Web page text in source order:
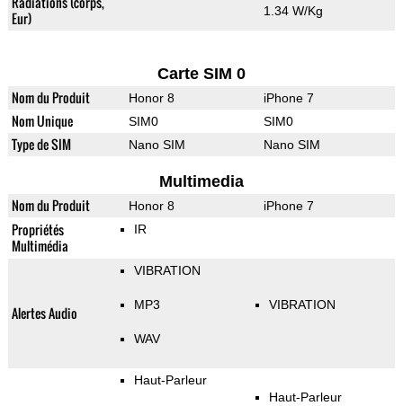
Eur)
1.34 W/Kg
Carte SIM 0
Nom du Produit Honor 8 iPhone 7
Nom Unique SIM0 SIM0
Type de SIM Nano SIM Nano SIM
Multimedia
Nom du Produit Honor 8 iPhone 7
Propriétés
Multimédia
IR
Alertes Audio
VIBRATION
MP3
WAV
VIBRATION
Haut-Parleur
Haut-Parleur